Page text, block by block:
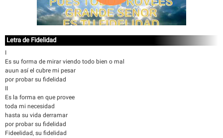
Letra de Fidelidad
I
Es su forma de mirar viendo todo bien o mal
auun así el cubre mi pesar
por probar su fidelidad
II
Es la forma en que provee
toda mi necesidad
hasta su vida derramar
por probar su fidelidad
Fideelidad, su fidelidad